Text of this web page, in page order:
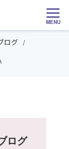
MENU
ログ
ログ